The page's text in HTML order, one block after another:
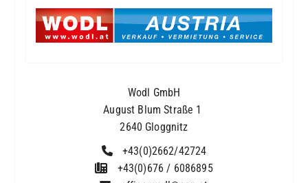
Wodl GmbH
August Blum Straße 1
2640 Gloggnitz
+43(0)2662/42724
+43(0)676 / 6086895